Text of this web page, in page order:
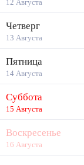
12 Августа
Четверг
13 Августа
Пятница
14 Августа
Суббота
15 Августа
Воскресенье
16 Августа